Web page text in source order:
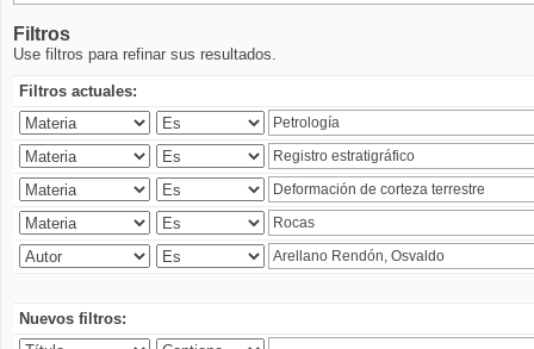
Filtros
Use filtros para refinar sus resultados.
Filtros actuales:
Nuevos filtros: